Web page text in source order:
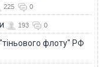
225 0
193 0
флоту" РФ